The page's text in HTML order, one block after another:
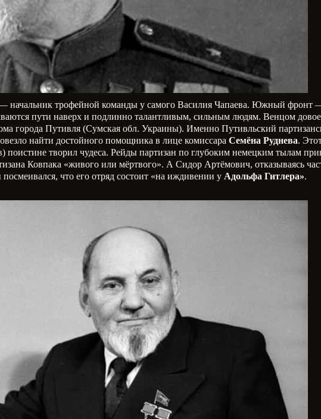
начальник трофейной команды у самого Василия Чапаева. Южный фронт
пути наверх и подлинно талантливым, сильным людям. Венцом
города Путивля (Сумская обл. Украины). Именно Путивльский
найти достойного помощника в лице комиссара Семёна Руднева.
поистине творил чудеса. Рейды партизан по глубоким немецким тылам
Ковпака «живого или мёртвого». А Сидор Артёмович, отказываясь
что его отряд состоит «на иждивении у Адольфа Гитлера».